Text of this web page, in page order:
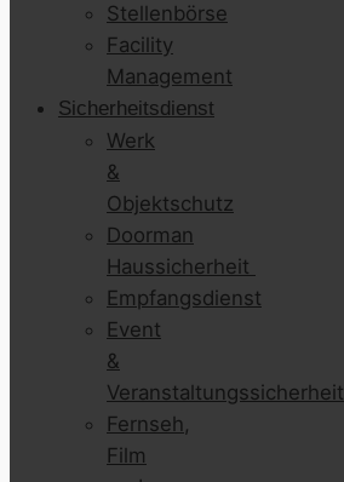
Stellenbörse
Facility
Management
Sicherheitsdienst
Werk
&
Objektschutz
Doorman
Haussicherheit
Empfangsdienst
Event
&
Veranstaltungssicherheit
Fernseh,
Film